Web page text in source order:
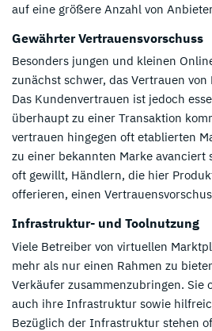
auf eine größere Anzahl von
Gewährter Vertrauensvorschuss
Besonders jungen und kleinen
zunächst schwer, das Vertrauen
Das Kundenvertrauen ist jedoch
überhaupt zu einer Transaktion
vertrauen hingegen oft etablierten
zu einer bekannten Marke avanciert
oft gewillt, Händlern, die hier
offerieren, einen
Infrastruktur- und Toolnutzung
Viele Betreiber von virtuellen
mehr als nur einen Rahmen zu
Verkäufer zusammenzubringen. Sie
auch ihre Infrastruktur sowie
Bezüglich der Infrastruktur stehen